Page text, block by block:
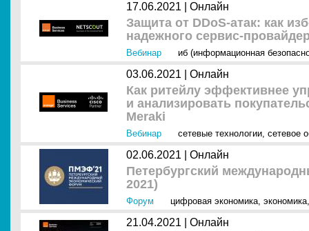
17.06.2021 | Онлайн
Защита от DDoS-атак: как
надежного сервис-
Вебинар иб (информационная
03.06.2021 | Онлайн
Как ритейлу эффективнее
и анализировать
Meraki
Вебинар сетевые технологии, сетевое
02.06.2021 | Онлайн
Петербургский
2021)
Форум цифровая экономика, экономика
21.04.2021 | Онлайн